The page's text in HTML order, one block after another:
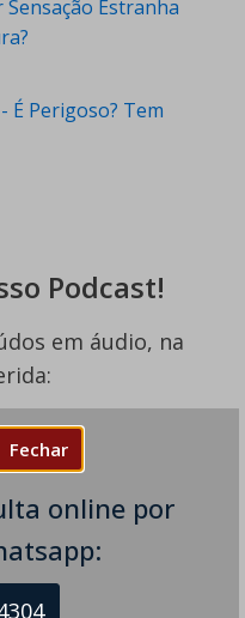
Fechar
online por
Sensação Estranha
É Perigoso? Tem
Podcast!
em áudio, na